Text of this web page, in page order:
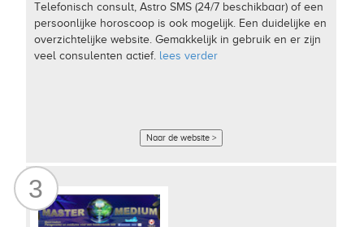
Telefonisch consult, Astro SMS (24/7 beschikbaar) of een
persoonlijke horoscoop is ook mogelijk. Een duidelijke en
overzichtelijke website. Gemakkelijk in gebruik en er zijn
veel consulenten actief. lees verder
Naar de website >
3